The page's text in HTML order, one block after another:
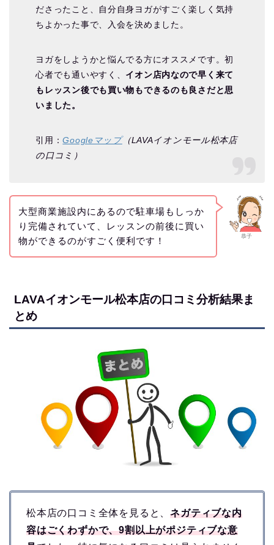
ださったこと、自分自身ヨガがすごく楽しく気持
ちよかった事で、入会を決めました。
ヨガをしようかと悩んでる方にオススメです。初
心者でも通いやすく、 イオン店内なので早く来て
もレッスン後でも買い物もできるのも良さだと思
いました。
引用：Googleマップ（LAVAイオンモール松本店
の口コミ）
恭子
大型商業施設内にあるので駐車場もしっか
り完備されていて、レッスンの前後に買い
物ができるのがすごく便利です！
LAVAイオンモール松本店の口コミ分析結果ま
とめ
松本店の口コミ全体を見ると、ネガティブな内
容はごくわずかで、9割以上がポジティブな意